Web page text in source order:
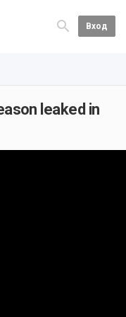
Вход
leaked in